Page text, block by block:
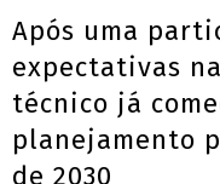
Após uma
expectativas
técnico já
planejamento
de 2030